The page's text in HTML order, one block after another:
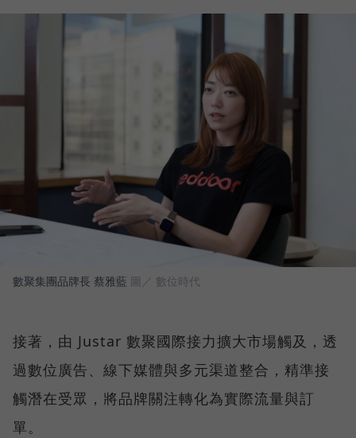
數聚集團品牌長 蔡雅藍 圖／ 數位時代
接著，由 Justar 數聚國際接力擴大市場觸及，透
過數位廣告、線下媒體與多元渠道整合，精準接
觸潛在受眾，將品牌關注轉化為實際流量與訂
單。